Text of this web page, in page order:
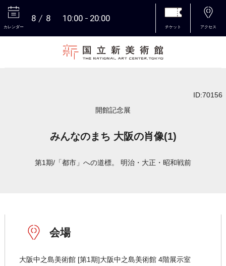
カレンダー
8 8 10:00 20:00
チケット アクセス
ID:70156
開館記念展
みんなのまち 大阪の肖像(1)
第1期/「都市」への道標。 明治・大正・昭和戦前
会場
大阪中之島美術館 [第1期]大阪中之島美術館 4階展示室